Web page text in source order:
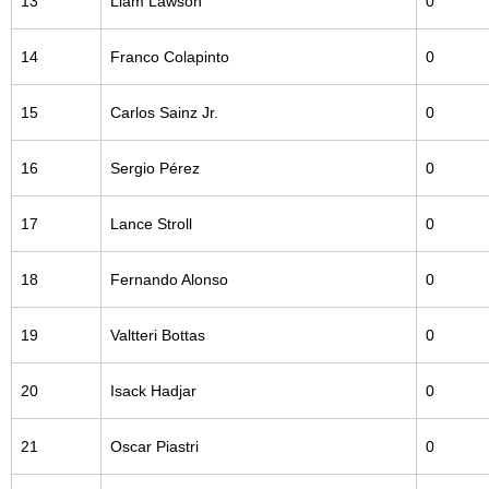
14 Franco Colapinto 0
15 Carlos Sainz Jr. 0
16 Sergio Pérez 0
17 Lance Stroll 0
18 Fernando Alonso 0
19 Valtteri Bottas 0
20 Isack Hadjar 0
21 Oscar Piastri 0